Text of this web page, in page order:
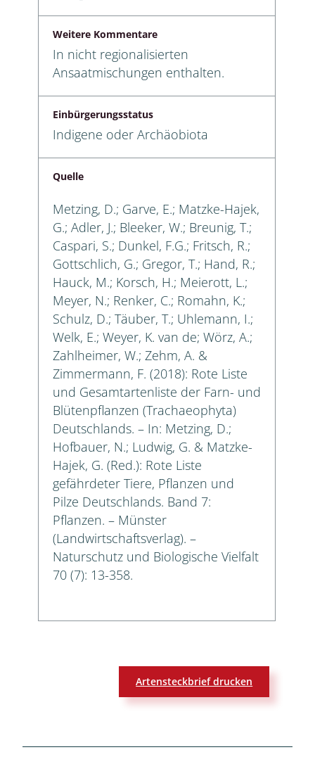
Weitere Kommentare
In nicht regionalisierten
Ansaatmischungen enthalten.
Einbürgerungsstatus
Indigene oder Archäobiota
Quelle
Metzing, D.; Garve, E.; Matzke-Hajek,
G.; Adler, J.; Bleeker, W.; Breunig, T.;
Caspari, S.; Dunkel, F.G.; Fritsch, R.;
Gottschlich, G.; Gregor, T.; Hand, R.;
Hauck, M.; Korsch, H.; Meierott, L.;
Meyer, N.; Renker, C.; Romahn, K.;
Schulz, D.; Täuber, T.; Uhlemann, I.;
Welk, E.; Weyer, K. van de; Wörz, A.;
Zahlheimer, W.; Zehm, A. &
Zimmermann, F. (2018): Rote Liste
und Gesamtartenliste der Farn- und
Blütenpflanzen (Trachaeophyta)
Deutschlands. – In: Metzing, D.;
Hofbauer, N.; Ludwig, G. & Matzke-
Hajek, G. (Red.): Rote Liste
gefährdeter Tiere, Pflanzen und
Pilze Deutschlands. Band 7:
Pflanzen. – Münster
(Landwirtschaftsverlag). –
Naturschutz und Biologische Vielfalt
70 (7): 13-358.
Artensteckbrief drucken